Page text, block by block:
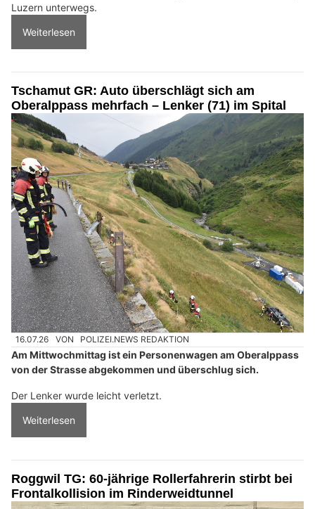
Luzern unterwegs.
Weiterlesen
Tschamut GR: Auto überschlägt sich am
Oberalppass mehrfach – Lenker (71) im Spital
16.07.26 VON POLIZEI.NEWS REDAKTION
Am Mittwochmittag ist ein Personenwagen am Oberalppass
von der Strasse abgekommen und überschlug sich.
Der Lenker wurde leicht verletzt.
Weiterlesen
Roggwil TG: 60-jährige Rollerfahrerin stirbt bei
Frontalkollision im Rinderweidtunnel